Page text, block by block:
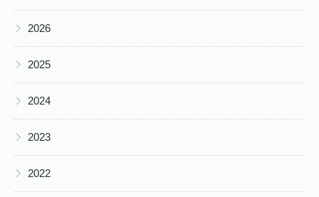
▶ 2026
▶ 2025
▶ 2024
▶ 2023
▶ 2022